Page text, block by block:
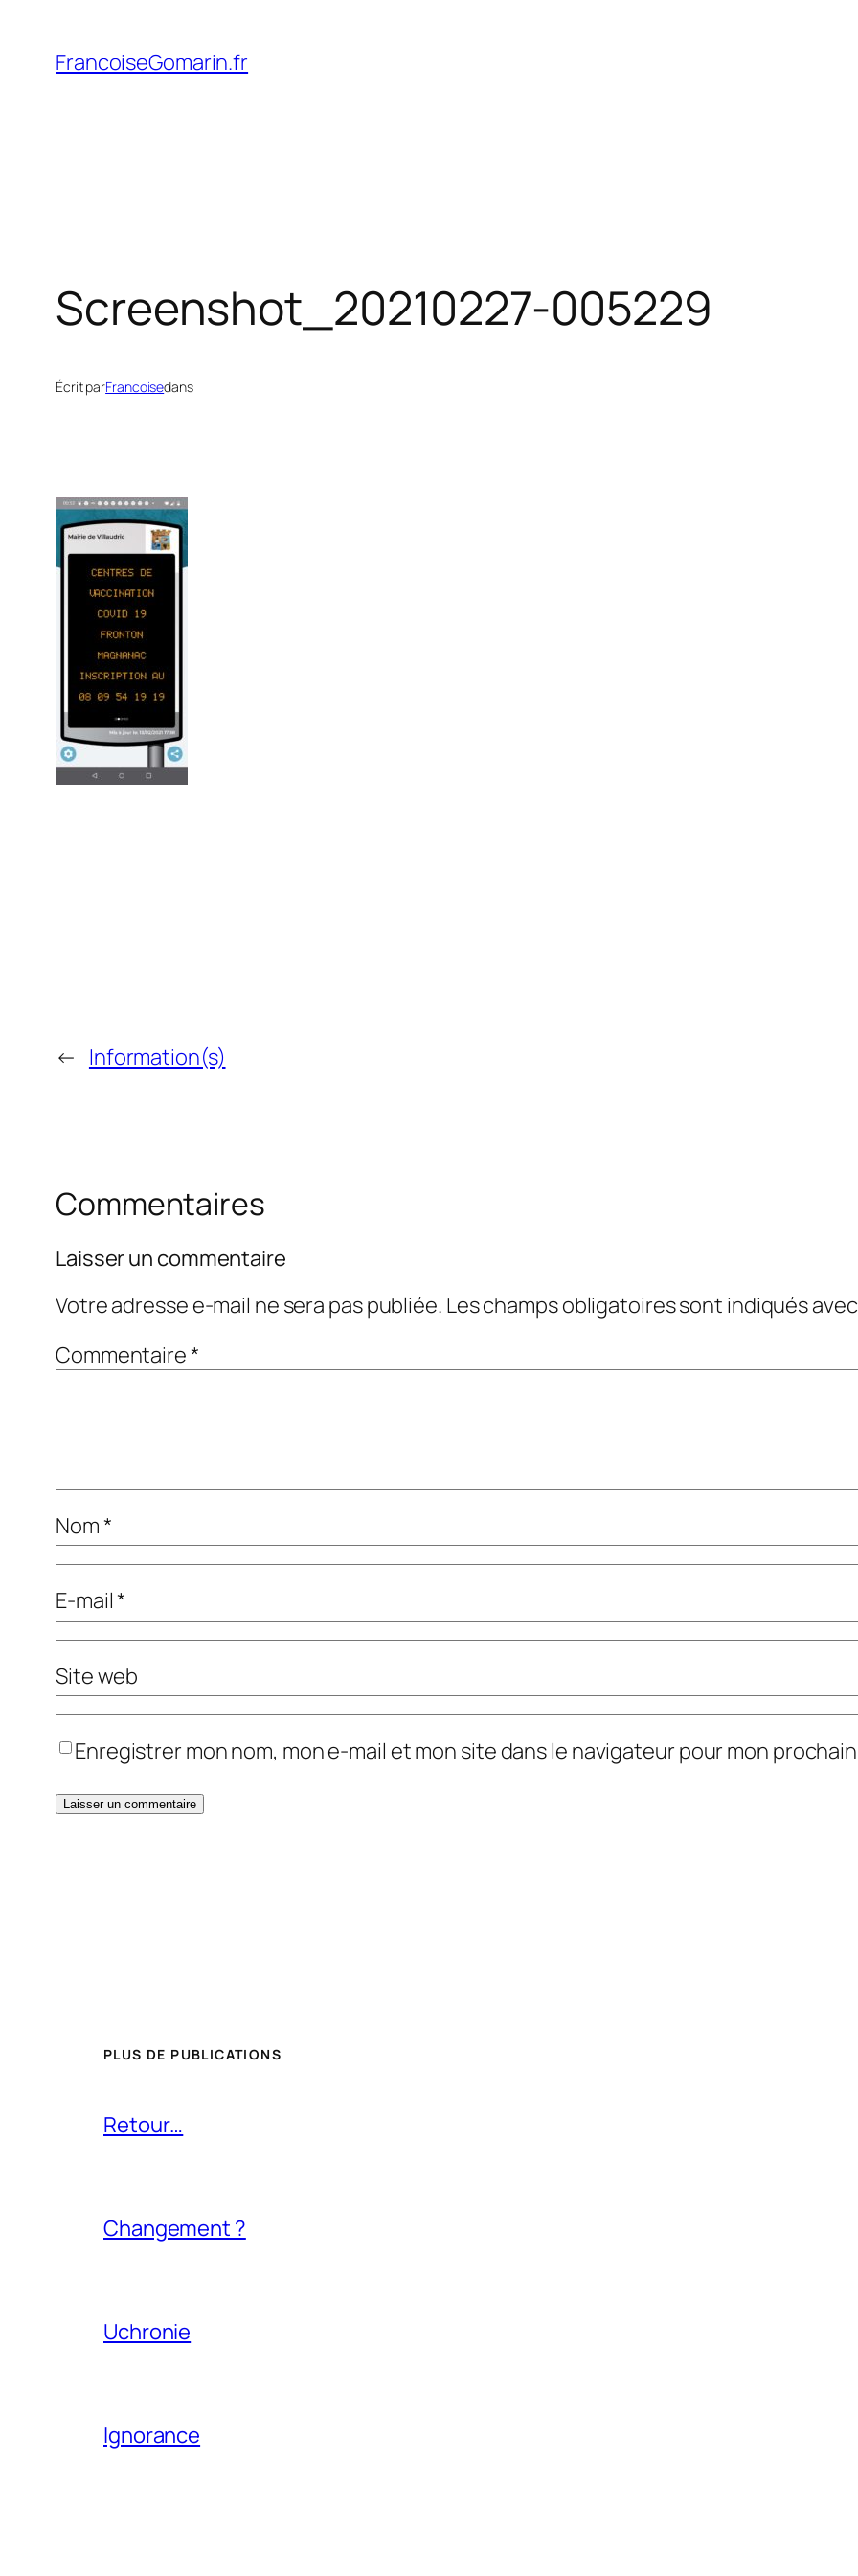
contenu
FrancoiseGomarin.fr
Screenshot_20210227-005229
Écrit parFrancoisedans
← Information(s)
Commentaires
Laisser un commentaire
Votre adresse e-mail ne sera pas publiée. Les champs obligatoires sont indiqués
Commentaire*
Nom*
E-mail*
Site web
Enregistrer mon nom, mon e-mail et mon site dans le navigateur pour mon
PLUS DE PUBLICATIONS
Retour…
Changement ?
Uchronie
Ignorance